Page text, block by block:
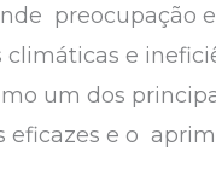
preocupação
e
um dos
e o